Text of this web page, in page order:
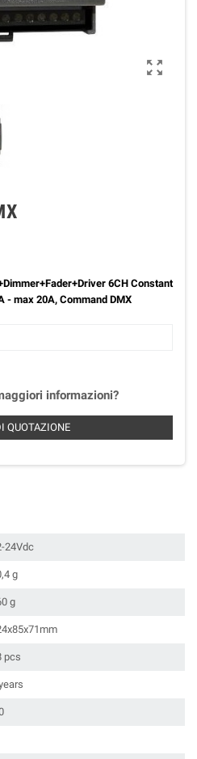

6CH Constant
- max 20A, Command DMX
informazioni?
QUOTAZIONE
24Vdc
g
g
pcs